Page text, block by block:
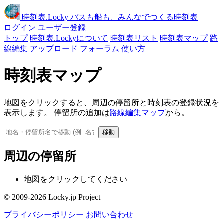
時刻表.Locky バスも船も、みんなでつくる時刻表
ログイン ユーザー登録
トップ 時刻表.Lockyについて 時刻表リスト 時刻表マップ 路
線編集 アップロード フォーラム 使い方
時刻表マップ
地図をクリックすると、周辺の停留所と時刻表の登録状況を
表示します。 停留所の追加は路線編集マップから。
移動
周辺の停留所
地図をクリックしてください
© 2009-2026 Locky.jp Project
プライバシーポリシー お問い合わせ